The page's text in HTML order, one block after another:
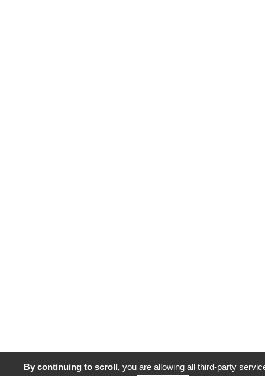
By continuing to scroll,you are allowing all third-party